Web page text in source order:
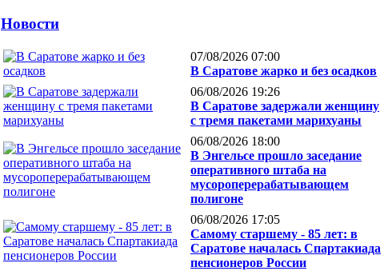
Новости
07/08/2026 07:00
В Саратове жарко и без осадков
06/08/2026 19:26
В Саратове задержали женщину
с тремя пакетами марихуаны
06/08/2026 18:00
В Энгельсе прошло заседание
оперативного штаба на
мусороперерабатывающем
полигоне
06/08/2026 17:05
Самому старшему - 85 лет: в
Саратове началась Спартакиада
пенсионеров России